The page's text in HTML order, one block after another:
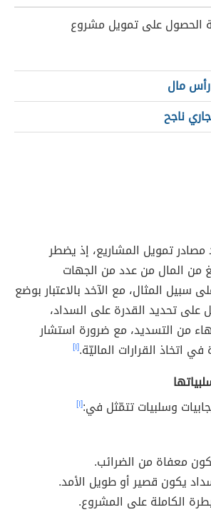
مال
ناجح
تمويل المشاريع، إذ يضطر
من المال من عدد من الجهات
سبيل المثال، مع الآخد بالاعتبار بوضع
تحديد القدرة على السداد،
من التسديد، مع ضرورة استشار
اتخاذ القرارات الماليّة.[١]
وسلبيات تتمّثل في:[١]
معفاة من الضرائب.
يكون قصير أو طويل الأمد.
الكاملة على المشروع.